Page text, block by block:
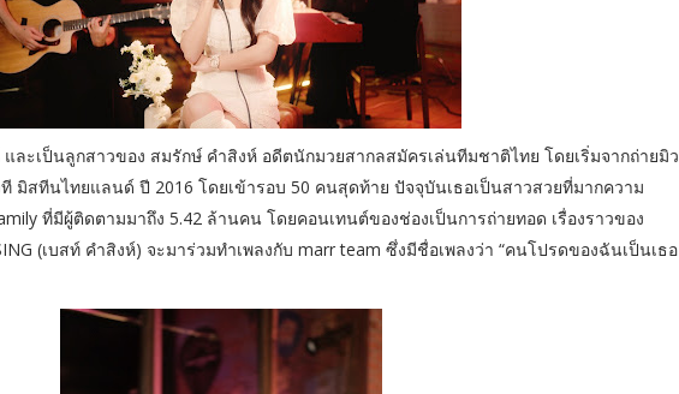
ละเป็นลูกสาวของ สมรักษ์ คำสิงห์ อดีตนักมวยสากลสมัครเล่นทีมชาติไทย โดยเริ่มจากถ่ายมิว
ที มิสทีนไทยแลนด์ ปี 2016 โดยเข้ารอบ 50 คนสุดท้าย ปัจจุบันเธอเป็นสาวสวยที่มากความ
ที่มีผู้ติดตามมาถึง 5.42 ล้านคน โดยคอนเทนต์ของช่องเป็นการถ่ายทอด เรื่องราวของ
(เบสท์ คำสิงห์) จะมาร่วมทำเพลงกับ marr team ซึ่งมีชื่อเพลงว่า “คนโปรดของฉันเป็นเธอ